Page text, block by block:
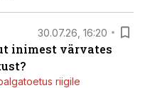
30.07.26, 16:20
inimest värvates
riigile